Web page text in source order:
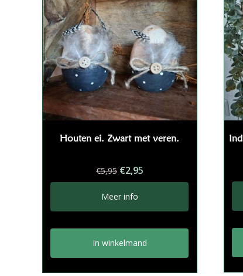
Houten ei. Zwart met veren.
€5,95 Oorspronkelijke
prijs
was:
€5,95.
€2,95Huidige
prijs
€2,95.
Meer info
In winkelmand